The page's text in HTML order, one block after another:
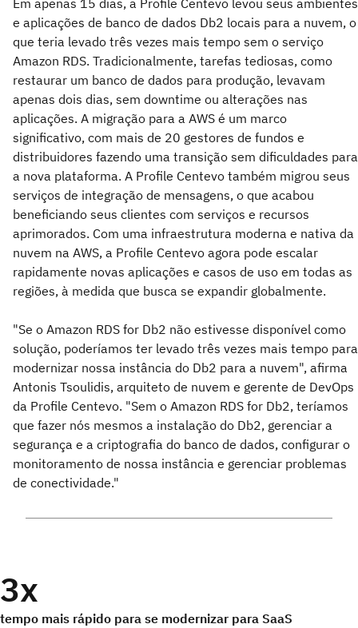
Em apenas 15 dias, a Profile Centevo levou seus ambientes
e aplicações de banco de dados Db2 locais para a nuvem, o
que teria levado três vezes mais tempo sem o serviço
Amazon RDS. Tradicionalmente, tarefas tediosas, como
restaurar um banco de dados para produção, levavam
apenas dois dias, sem downtime ou alterações nas
aplicações. A migração para a AWS é um marco
significativo, com mais de 20 gestores de fundos e
distribuidores fazendo uma transição sem dificuldades para
a nova plataforma. A Profile Centevo também migrou seus
serviços de integração de mensagens, o que acabou
beneficiando seus clientes com serviços e recursos
aprimorados. Com uma infraestrutura moderna e nativa da
nuvem na AWS, a Profile Centevo agora pode escalar
rapidamente novas aplicações e casos de uso em todas as
regiões, à medida que busca se expandir globalmente.
"Se o Amazon RDS for Db2 não estivesse disponível como
solução, poderíamos ter levado três vezes mais tempo para
modernizar nossa instância do Db2 para a nuvem", afirma
Antonis Tsoulidis, arquiteto de nuvem e gerente de DevOps
da Profile Centevo. "Sem o Amazon RDS for Db2, teríamos
que fazer nós mesmos a instalação do Db2, gerenciar a
segurança e a criptografia do banco de dados, configurar o
monitoramento de nossa instância e gerenciar problemas
de conectividade."
3x
tempo mais rápido para se modernizar para SaaS